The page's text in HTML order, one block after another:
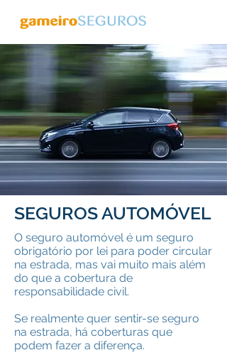
SEGUROS AUTOMÓVEL
O seguro automóvel é um seguro
obrigatório por lei para poder circular
na estrada, mas vai muito mais além
do que a cobertura de
responsabilidade civil.
Se realmente quer sentir-se seguro
na estrada, há coberturas que
podem fazer a diferença.